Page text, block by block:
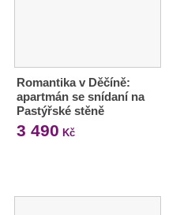
Romantika v Děčíně:
apartmán se snídaní na
Pastýřské stěně
3 490 Kč